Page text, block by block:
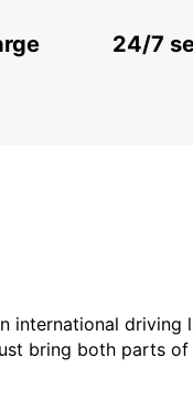
AIRPORT 24/7
bring both parts of